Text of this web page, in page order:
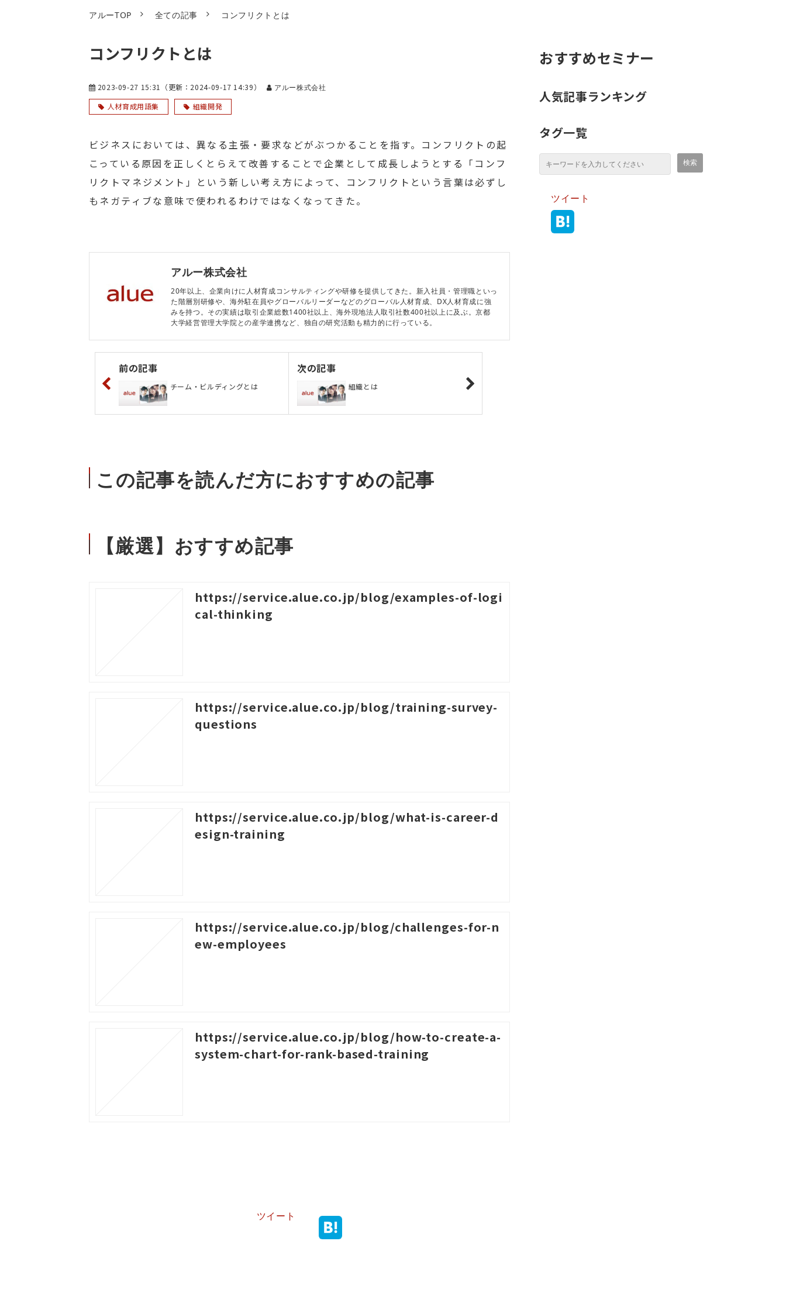
アルーTOP 全ての記事 コンフリクトとは
コンフリクトとは
2023-09-27 15:31 （更新： 2024-09-17 14:39）
アルー株式会社
人材育成用語集
組織開発
ビジネスにおいては、異なる主張・要求などがぶつかることを指す。コンフリクトの起
こっている原因を正しくとらえて改善することで企業として成長しようとする「コンフ
リクトマネジメント」という新しい考え方によって、コンフリクトという言葉は必ずし
もネガティブな意味で使われるわけではなくなってきた。
アルー株式会社
20年以上、企業向けに人材育成コンサルティングや研修を提供してきた。新入社員・管理職といっ
た階層別研修や、海外駐在員やグローバルリーダーなどのグローバル人材育成、DX人材育成に強
みを持つ。その実績は取引企業総数1400社以上、海外現地法人取引社数400社以上に及ぶ。京都
大学経営管理大学院との産学連携など、独自の研究活動も精力的に行っている。
前の記事
チーム・ビルディングとは
次の記事
組織とは
この記事を読んだ方におすすめの記事
【厳選】おすすめ記事
https://service.alue.co.jp/blog/examples-of-logi
cal-thinking
https://service.alue.co.jp/blog/training-survey-
questions
https://service.alue.co.jp/blog/what-is-career-d
esign-training
https://service.alue.co.jp/blog/challenges-for-n
ew-employees
https://service.alue.co.jp/blog/how-to-create-a-
system-chart-for-rank-based-training
ツイート
おすすめセミナー
人気記事ランキング
タグ一覧
ツイート